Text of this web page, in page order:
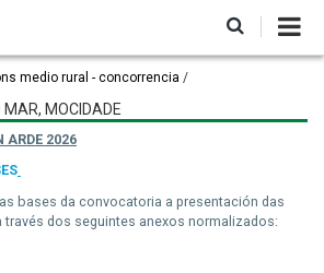
medio rural - concorrencia
MAR, MOCIDADE
ARDE 2026
bases da convocatoria a presentación das
dos seguintes anexos normalizados: